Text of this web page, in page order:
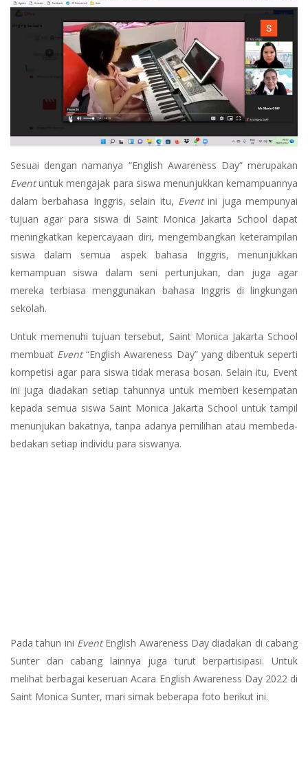
Sesuai dengan namanya “English Awareness Day” merupakan
Eventuntuk mengajak para siswa menunjukkan kemampuannya
dalam berbahasa Inggris, selain itu, Eventini juga mempunyai
tujuan agar para siswa di Saint Monica Jakarta School dapat
meningkatkan kepercayaan diri, mengembangkan keterampilan
siswa dalam semua aspek bahasa Inggris, menunjukkan
kemampuan siswa dalam seni pertunjukan, dan juga agar
mereka terbiasa menggunakan bahasa Inggris di lingkungan
sekolah.
Untuk memenuhi tujuan tersebut, Saint Monica Jakarta School
membuat Event“English Awareness Day” yang dibentuk seperti
kompetisi agar para siswa tidak merasa bosan. Selain itu, Event
ini juga diadakan setiap tahunnya untuk memberi kesempatan
kepada semua siswa Saint Monica Jakarta School untuk tampil
menunjukan bakatnya, tanpa adanya pemilihan atau membeda-
bedakan setiap individu para siswanya.
Pada tahun ini EventEnglish Awareness Day diadakan di cabang
Sunter dan cabang lainnya juga turut berpartisipasi. Untuk
melihat berbagai keseruan Acara English Awareness Day 2022 di
Saint Monica Sunter, mari simak beberapa foto berikut ini.